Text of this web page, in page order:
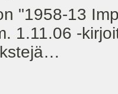
"1958-13
1.11.06 -